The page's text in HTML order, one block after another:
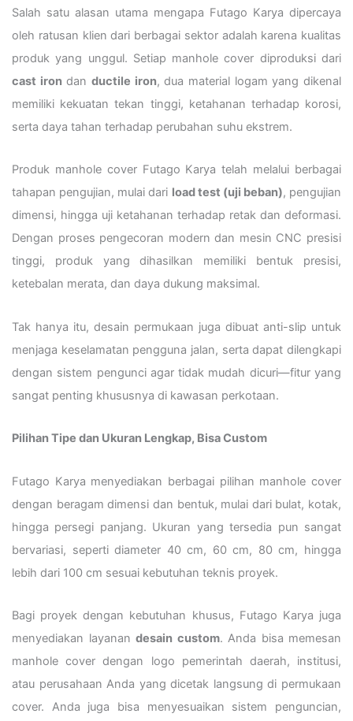
Salah satu alasan utama mengapa Futago Karya dipercaya
oleh ratusan klien dari berbagai sektor adalah karena kualitas
produk yang unggul. Setiap manhole cover diproduksi dari
cast irondanductile iron, dua material logam yang dikenal
memiliki kekuatan tekan tinggi, ketahanan terhadap korosi,
serta daya tahan terhadap perubahan suhu ekstrem.
Produk manhole cover Futago Karya telah melalui berbagai
tahapan pengujian, mulai dari load test (uji beban), pengujian
dimensi, hingga uji ketahanan terhadap retak dan deformasi.
Dengan proses pengecoran modern dan mesin CNC presisi
tinggi, produk yang dihasilkan memiliki bentuk presisi,
ketebalan merata, dan daya dukung maksimal.
Tak hanya itu, desain permukaan juga dibuat anti-slip untuk
menjaga keselamatan pengguna jalan, serta dapat dilengkapi
dengan sistem pengunci agar tidak mudah dicuri—fitur yang
sangat penting khususnya di kawasan perkotaan.
Pilihan Tipe dan Ukuran Lengkap, Bisa Custom
Futago Karya menyediakan berbagai pilihan manhole cover
dengan beragam dimensi dan bentuk, mulai dari bulat, kotak,
hingga persegi panjang. Ukuran yang tersedia pun sangat
bervariasi, seperti diameter 40 cm, 60 cm, 80 cm, hingga
lebih dari 100 cm sesuai kebutuhan teknis proyek.
Bagi proyek dengan kebutuhan khusus, Futago Karya juga
menyediakan layanan desain custom. Anda bisa memesan
manhole cover dengan logo pemerintah daerah, institusi,
atau perusahaan Anda yang dicetak langsung di permukaan
cover. Anda juga bisa menyesuaikan sistem penguncian,